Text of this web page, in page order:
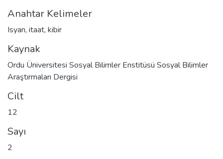
Anahtar Kelimeler
Isyan, itaat, kibir
Kaynak
Ordu Üniversitesi Sosyal Bilimler Enstitüsü Sosyal Bilimler
Araştırmaları Dergisi
Cilt
12
Sayı
2